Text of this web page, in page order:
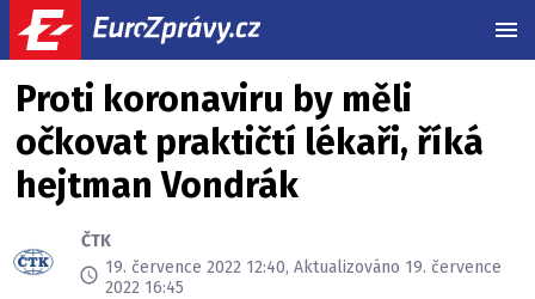
Proti koronaviru by měli
očkovat praktičtí lékaři, říká
hejtman Vondrák
ČTK
19. července 2022 12:40, Aktualizováno 19. července
2022 16:45